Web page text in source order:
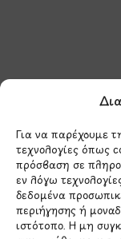
Για να παρέχουμε
τεχνολογίες όπως
πρόσβαση σε
εν λόγω
δεδομένα
περιήγησης ή
ιστότοπο. Η μη
Έχω